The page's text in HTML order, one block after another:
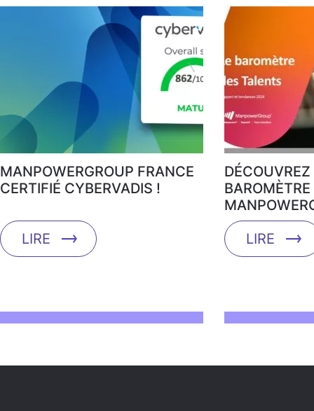
MANPOWERGROUP FRANCE
CERTIFIÉ CYBERVADIS !
LIRE
DÉCOUVREZ
LIRE